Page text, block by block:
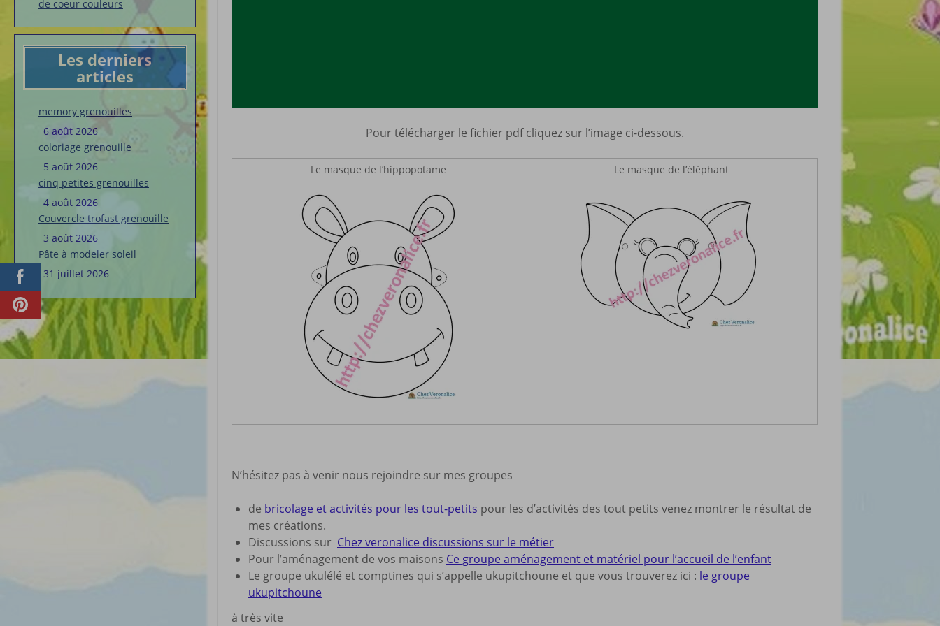
de coeur couleurs
Les derniers
articles
memory grenouilles
6 août 2026
coloriage grenouille
5 août 2026
cinq petites grenouilles
4 août 2026
Couvercle trofast grenouille
3 août 2026
Pâte à modeler soleil
31 juillet 2026
Pour télécharger le fichier pdf cliquez sur l’image ci-dessous.
Le masque de l’hippopotame Le masque de l’éléphant
N’hésitez pas à venir nous rejoindre sur mes groupes
de bricolage et activités pour les tout-petits pour les d’activités des tout petits venez montrer le résultat de
mes créations.
Discussions sur Chez veronalice discussions sur le métier
Pour l’aménagement de vos maisons Ce groupe aménagement et matériel pour l’accueil de l’enfant
Le groupe ukulélé et comptines qui s’appelle ukupitchoune et que vous trouverez ici : le groupe
ukupitchoune
à très vite